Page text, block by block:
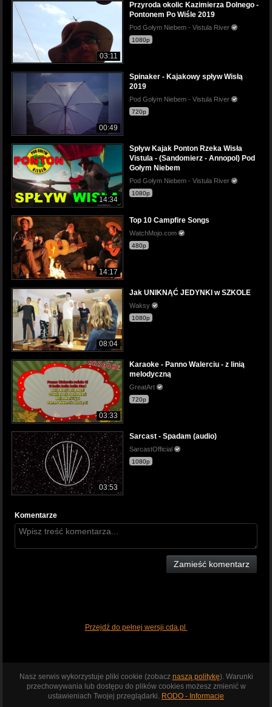
03:11
Przyroda okolic Kazimierza Dolnego -
Pontonem Po Wiśle 2019
Pod Gołym Niebem - Vistula River
1080p
00:49
Spinaker - Kajakowy spływ Wisłą
2019
Pod Gołym Niebem - Vistula River
720p
14:34
Spływ Kajak Ponton Rzeka Wisła
Vistula - (Sandomierz - Annopol) Pod
Gołym Niebem
Pod Gołym Niebem - Vistula River
1080p
14:17
Top 10 Campfire Songs
WatchMojo.com
480p
08:04
Jak UNIKNĄĆ JEDYNKI w SZKOLE
Waksy
1080p
03:33
Karaoke - Panno Walerciu - z linią
melodyczną
GreatArt
720p
03:53
Sarcast - Spadam (audio)
SarcastOfficial
1080p
Komentarze
Zamieść komentarz
Przejdź do pełnej wersji cda.pl
Nasz serwis wykorzystuje pliki cookie (zobacz naszą politykę). Warunki
przechowywania lub dostępu do plików cookies możesz zmienić w
ustawieniach Twojej przeglądarki. RODO - Informacje